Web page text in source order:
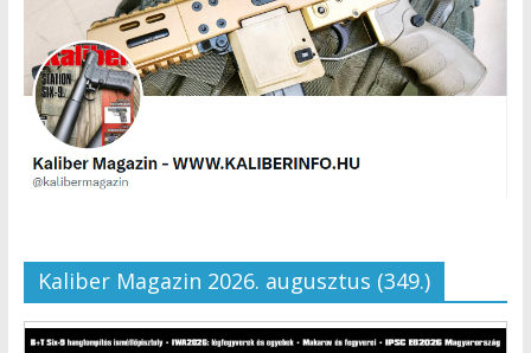
Kaliber Magazin 2026. augusztus (349.)